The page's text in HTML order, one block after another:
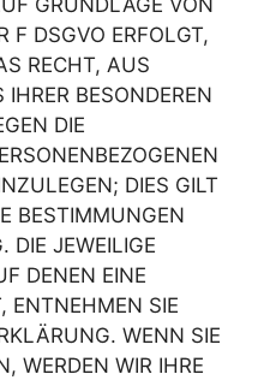
GRUNDLAGE VON
F DSGVO ERFOLGT,
RECHT, AUS
BESONDEREN
DIE
DIES GILT
BESTIMMUNGEN
DIE JEWEILIGE
DENEN EINE
ENTNEHMEN SIE
WENN SIE
WERDEN WIR IHRE